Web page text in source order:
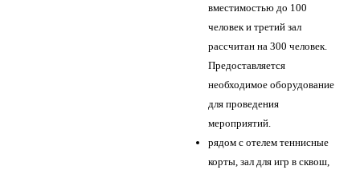
вместимостью до 100
человек и третий зал
рассчитан на 300 человек.
Предоставляется
необходимое оборудование
для проведения
мероприятий.
рядом с отелем теннисные
корты, зал для игр в сквош,